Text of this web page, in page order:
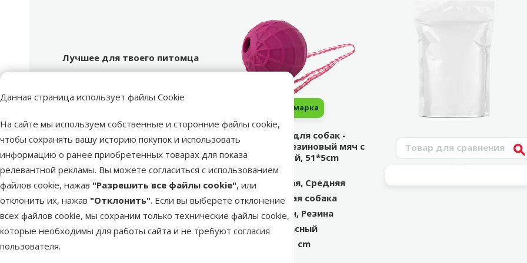
Данная страница использует файлы Cookie
На сайте мы используем собственные и сторонние файлы cookie,
чтобы сохранять вашу историю покупок и использовать
информацию о ранее приобретенных товарах для показа
релевантной рекламы. Вы можете согласиться с использованием
файлов cookie, нажав "Разрешить все файлы cookie", или
отклонить их, нажав "Отклонить". Если вы выберете отклонение
всех файлов cookie, мы сохраним только технические файлы cookie,
которые необходимы для работы сайта и не требуют согласия
пользователя.
Продукт
Лучшее для твоего питомца
марка
Игрушка для собак -
DogFantasy Резиновый мяч с
веревкой, 51*5cm
Размер собаки
Маленькая, Средняя
Возраст собаки
Взрослая собака
Материал
Нейлон, Резина
Цвет
Красный
51 cm